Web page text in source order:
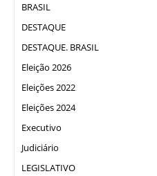
BRASIL
DESTAQUE
DESTAQUE. BRASIL
Eleição 2026
Eleições 2022
Eleições 2024
Executivo
Judiciário
LEGISLATIVO